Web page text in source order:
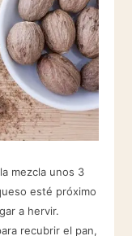
mezcla unos 3
esté próximo
a hervir.
recubrir el pan,